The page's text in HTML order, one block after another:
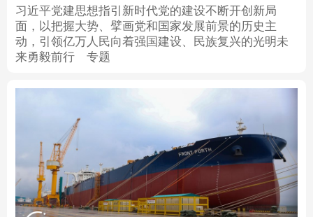
彩票 娱乐 时尚 悦读
公益 一带一路 亚太网 上市公司
地方频道
北京 天津 河北 山西
辽宁 吉林 上海 江苏
习近平党建思想指引新时代党的建设不断开创新局
面，以把握大势、擘画党和国家发展前景的历史主
动，引领亿万人民向着强国建设、民族复兴的光明未
来勇毅前行
专题